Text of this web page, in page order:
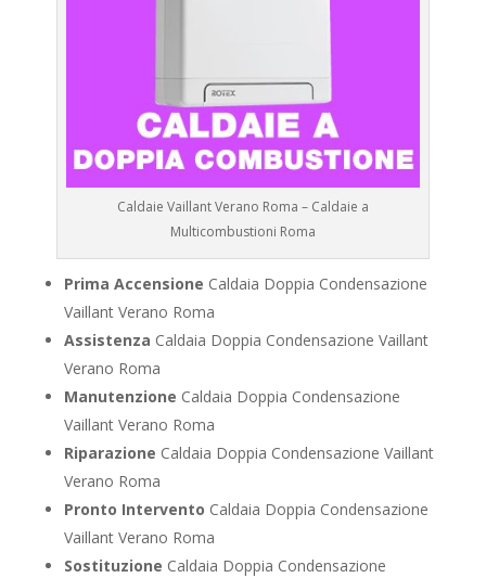
Caldaie Vaillant Verano Roma – Caldaie a
Multicombustioni Roma
Prima Accensione Caldaia Doppia Condensazione
Vaillant Verano Roma
Assistenza Caldaia Doppia Condensazione Vaillant
Verano Roma
Manutenzione Caldaia Doppia Condensazione
Vaillant Verano Roma
Riparazione Caldaia Doppia Condensazione Vaillant
Verano Roma
Pronto Intervento Caldaia Doppia Condensazione
Vaillant Verano Roma
Sostituzione Caldaia Doppia Condensazione